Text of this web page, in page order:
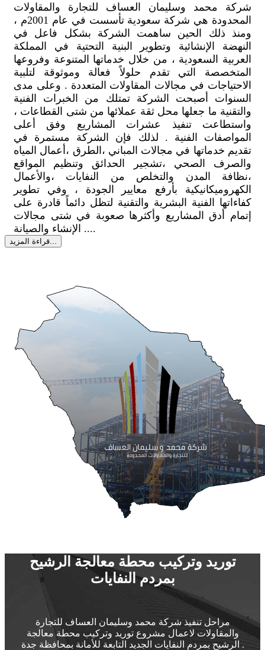
شركة محمد وسليمان العساف للتجارة والمقاولات
المحدودة هي شركة سعودية تأسست في عام 2001م ،
ومنذ ذلك الحين ساهمت الشركة بشكل فاعل في
النهضة الإنشائية وتطوير البنية التحتية في المملكة
العربية السعودية ، من خلال خدماتها المتنوعة وفروعها
المتخصصة التي تقدم حلولاً فعالة وموثوقة لتلبية
الاحتياجات في مجالات المقاولات المتعددة . وعلى مدى
السنوات أصبحت الشركة تمتلك من الخبرات الفنية
والتقنية ما جعلها محل ثقة عملائها من شتى القطاعات ،
واستطاعت تنفيذ عشرات المشاريع وفق أعلى
المواصفات الفنية . لذلك فإن الشركة مستمرة في
تقديم خدماتها في مجالات المباني ،الطرق ،أعمال المياه
والصرف الصحي ،تشجير الحدائق وتنظيم المواقع
،نظافة المدن والتخلص من النفايات ،والأعمال
الكهروميكانيكية بأرفع معايير الجودة ، وفي تطوير
كفاءاتها الفنية البشرية والتقنية لتظل دائماً قادرة على
إتمام أدق المشاريع وأكثرها صعوبة في شتى مجالات
الإنشاء والصيانة ....
توريد وتركيب محطة معالجة الرشيح
بمردم النفايات
مراحل تنفيذ شركة محمد وسليمان العساف للتجارة
والمقاولات لاعمال مشروع توريد وتركيب محطة معالجة
الرشيح بمردم النفايات الجديد التابعة للأمانة بمحافظة جدة .